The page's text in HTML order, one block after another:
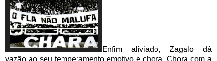
Enfim aliviado, Zagalo dá
vazão ao seu temperamento emotivo e chora. Chora com a